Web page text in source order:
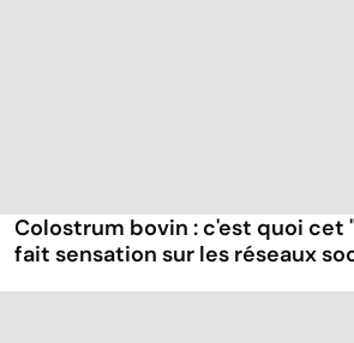
Colostrum bovin : c'est quoi cet
fait sensation sur les réseaux